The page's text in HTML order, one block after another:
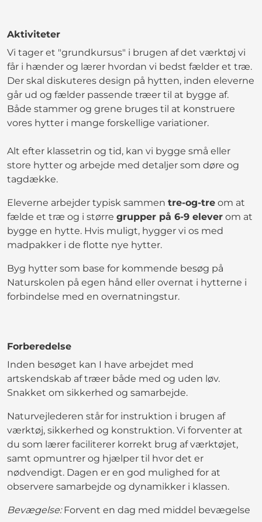
Aktiviteter
Vi tager et "grundkursus" i brugen af det værktøj vi
får i hænder og lærer hvordan vi bedst fælder et træ.
Der skal diskuteres design på hytten, inden eleverne
går ud og fælder passende træer til at bygge af.
Både stammer og grene bruges til at konstruere
vores hytter i mange forskellige variationer.
Alt efter klassetrin og tid, kan vi bygge små eller
store hytter og arbejde med detaljer som døre og
tagdække.
Eleverne arbejder typisk sammen tre-og-tre om at
fælde et træ og i større grupper på 6-9 elever om at
bygge en hytte. Hvis muligt, hygger vi os med
madpakker i de flotte nye hytter.
Byg hytter som base for kommende besøg på
Naturskolen på egen hånd eller overnat i hytterne i
forbindelse med en overnatningstur.
Forberedelse
Inden besøget kan I have arbejdet med
artskendskab af træer både med og uden løv.
Snakket om sikkerhed og samarbejde.
Naturvejlederen står for instruktion i brugen af
værktøj, sikkerhed og konstruktion. Vi forventer at
du som lærer faciliterer korrekt brug af værktøjet,
samt opmuntrer og hjælper til hvor det er
nødvendigt. Dagen er en god mulighed for at
observere samarbejde og dynamikker i klassen.
Bevægelse:Forvent en dag med middel bevægelse